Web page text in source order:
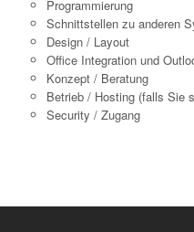
Programmierung
Schnittstellen zu anderen
Design / Layout
Office Integration und
Konzept / Beratung
Betrieb / Hosting (falls Sie
Security / Zugang